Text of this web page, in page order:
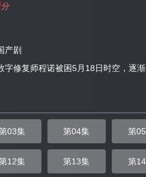
分
产剧
修复师程诺被困5月18日时空，逐
03集 第04集 第
12集 第13集 第